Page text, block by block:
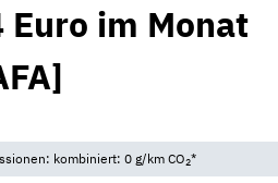
im Monat
kombiniert: 0 g/km CO2*